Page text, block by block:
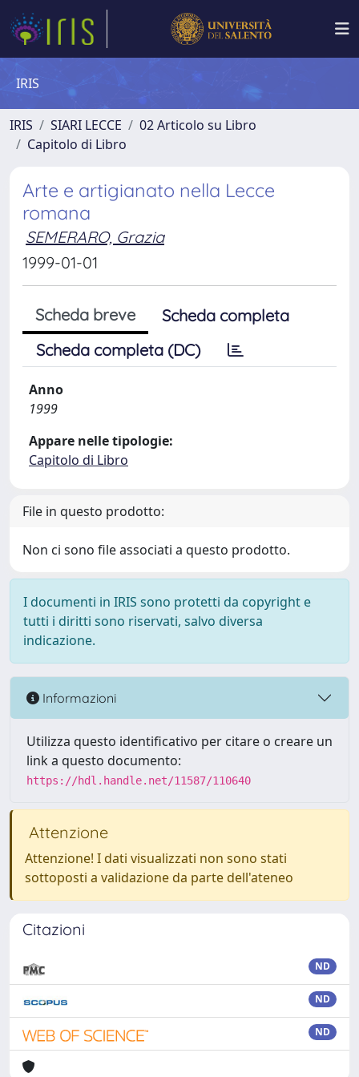
IRIS
IRIS SIARI LECCE
02 Articolo su Libro
Capitolo di Libro
Arte e artigianato nella Lecce
romana
SEMERARO, Grazia
1999-01-01
Scheda breve
Scheda completa
Scheda completa (DC)
Anno
1999
Appare nelle tipologie:
Capitolo di Libro
File in questo prodotto:
Non ci sono file associati a questo prodotto.
I documenti in IRIS sono protetti da copyright e
tutti i diritti sono riservati, salvo diversa
indicazione.
Informazioni
Utilizza questo identificativo per citare o creare un
link a questo documento:
https://hdl.handle.net/11587/110640
Attenzione
Attenzione! I dati visualizzati non sono stati
sottoposti a validazione da parte dell'ateneo
Citazioni
ND
ND
ND